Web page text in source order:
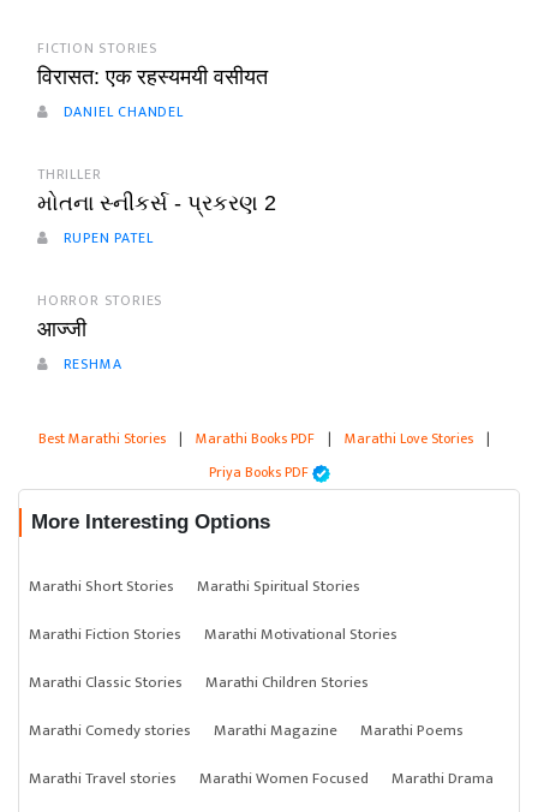
FICTION STORIES
विरासत: एक रहस्यमयी वसीयत
DANIEL CHANDEL
THRILLER
મોતના સ્નીકર્સ - પ્રકરણ 2
RUPEN PATEL
HORROR STORIES
आज्जी
RESHMA
Best Marathi Stories | Marathi Books PDF | Marathi Love Stories |
Priya Books PDF
More Interesting Options
Marathi Short Stories
Marathi Spiritual Stories
Marathi Fiction Stories
Marathi Motivational Stories
Marathi Classic Stories
Marathi Children Stories
Marathi Comedy stories
Marathi Magazine
Marathi Poems
Marathi Travel stories
Marathi Women Focused
Marathi Drama